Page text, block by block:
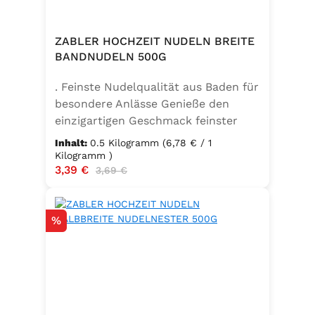
ZABLER HOCHZEIT NUDELN BREITE
BANDNUDELN 500G
. Feinste Nudelqualität aus Baden für
besondere Anlässe Genieße den
einzigartigen Geschmack feinster
Bandnudeln – mit den Zabler
Hochzeit Nudeln holst du dir echte
badische Qualität auf den Teller.
Hartweizengrieß, täglich frisch
aufgeschlagenen Eiern der
Inhalt: 0.5 Kilogramm (6,78 € / 1
Kilogramm )
Verkaufspreis:
3,39 € Regulärer Preis:
3,69 €
Rabatt
%